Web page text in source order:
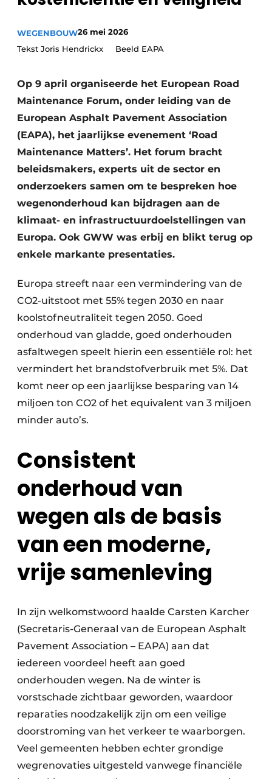
Video’s
WEGENBOUW26 mei 2026
Tekst Joris Hendrickx Beeld EAPA
Op 9 april organiseerde het European Road
Maintenance Forum, onder leiding van de
European Asphalt Pavement Association
(EAPA), het jaarlijkse evenement ‘Road
Maintenance Matters’. Het forum bracht
beleidsmakers, experts uit de sector en
onderzoekers samen om te bespreken hoe
wegenonderhoud kan bijdragen aan de
klimaat- en infrastructuurdoelstellingen van
Europa. Ook GWW was erbij en blikt terug op
enkele markante presentaties.
Europa streeft naar een vermindering van de
CO2-uitstoot met 55% tegen 2030 en naar
koolstofneutraliteit tegen 2050. Goed
onderhoud van gladde, goed onderhouden
asfaltwegen speelt hierin een essentiële rol: het
vermindert het brandstofverbruik met 5%. Dat
komt neer op een jaarlijkse besparing van 14
miljoen ton CO2 of het equivalent van 3 miljoen
minder auto’s.
Consistent
onderhoud van
wegen als de basis
van een moderne,
vrije samenleving
In zijn welkomstwoord haalde Carsten Karcher
(Secretaris-Generaal van de European Asphalt
Pavement Association – EAPA) aan dat
iedereen voordeel heeft aan goed
onderhouden wegen. Na de winter is
vorstschade zichtbaar geworden, waardoor
reparaties noodzakelijk zijn om een veilige
doorstroming van het verkeer te waarborgen.
Veel gemeenten hebben echter grondige
wegrenovaties uitgesteld vanwege financiële